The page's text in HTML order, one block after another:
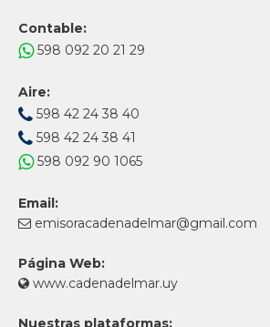
Contable:
598 092 20 21 29
Aire:
598 42 24 38 40
598 42 24 38 41
598 092 90 1065
Email:
emisoracadenadelmar@gmail.com
Página Web:
www.cadenadelmar.uy
Nuestras plataformas: